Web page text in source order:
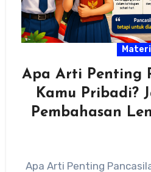
Materi
Apa Arti Penting
Kamu Pribadi?
Pembahasan
Apa Arti Penting